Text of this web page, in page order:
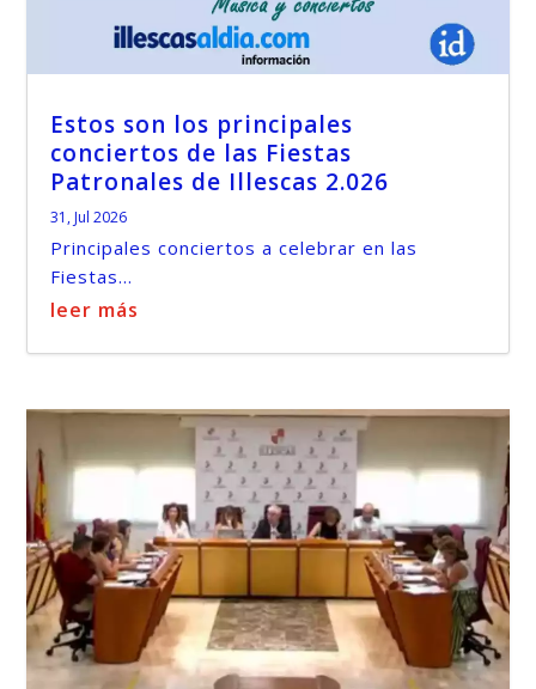
Estos son los principales
conciertos de las Fiestas
Patronales de Illescas 2.026
31, Jul 2026
Principales conciertos a celebrar en las
Fiestas...
leer más